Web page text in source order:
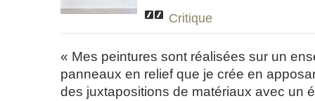
Critique
« Mes peintures sont réalisées sur un
panneaux en relief que je crée en
des juxtapositions de matériaux avec un